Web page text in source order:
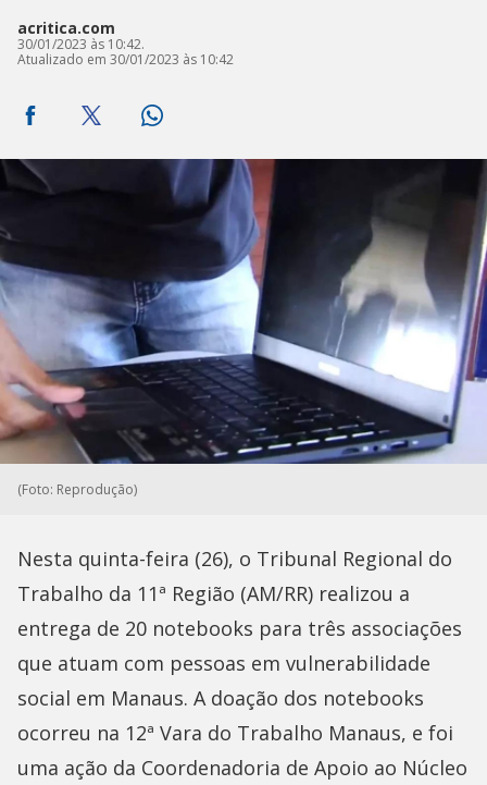
acritica.com
30/01/2023 às 10:42.
Atualizado em 30/01/2023 às 10:42
(Foto: Reprodução)
Nesta quinta-feira (26), o Tribunal Regional do
Trabalho da 11ª Região (AM/RR) realizou a
entrega de 20 notebooks para três associações
que atuam com pessoas em vulnerabilidade
social em Manaus. A doação dos notebooks
ocorreu na 12ª Vara do Trabalho Manaus, e foi
uma ação da Coordenadoria de Apoio ao Núcleo